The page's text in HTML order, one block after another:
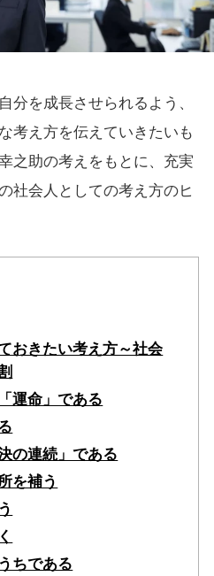
分を成長させられるよう、
考え方を伝えていきたいも
之助の考えをもとに、充実
社会人としての考え方のヒ
おきたい考え方～社会
運命」である
の連続」である
を補う
ちである